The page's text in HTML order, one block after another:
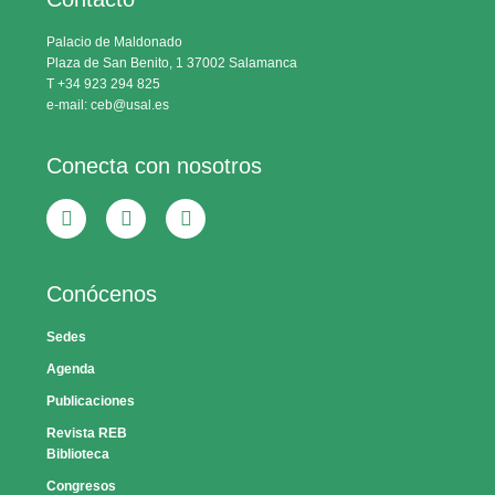
Palacio de Maldonado
Plaza de San Benito, 1 37002 Salamanca
T +34 923 294 825
e-mail: ceb@usal.es
Conecta con nosotros
Conócenos
Sedes
Agenda
Publicaciones
Revista REB
Biblioteca
Congresos